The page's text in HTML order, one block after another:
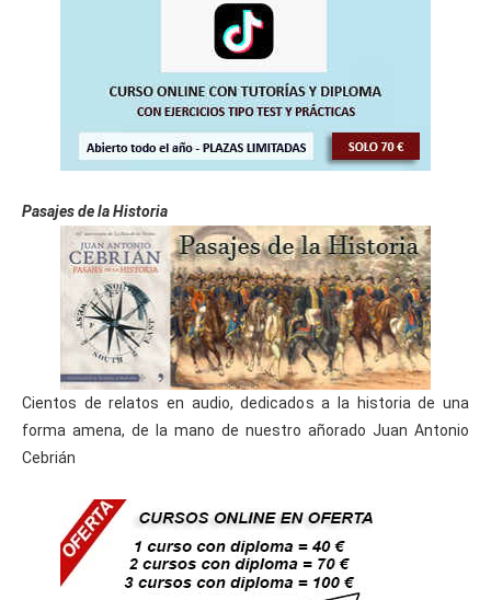
Pasajes de la Historia
Cientos de relatos en audio, dedicados a la historia de una
forma amena, de la mano de nuestro añorado Juan Antonio
Cebrián